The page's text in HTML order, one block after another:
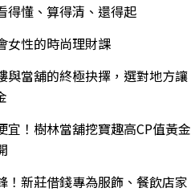
得懂、算得清、還得起
女性的時尚理財課
與當舖的終極抉擇，選對地方讓
宜！樹林當舖挖寶趣高CP值黃金
！新莊借錢專為服飾、餐飲店家